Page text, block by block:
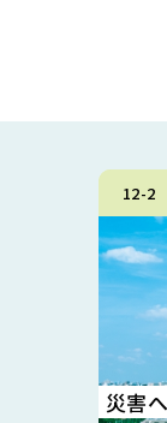
12-2
災害